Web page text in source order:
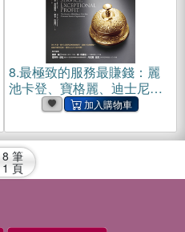
8.最極致的服務最賺錢：麗
池卡登、寶格麗、迪士尼都
知道，服務要有人情味，讓
8 筆
1 頁